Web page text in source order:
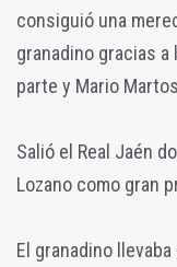
consiguió una
granadino gracias
parte y Mario
Salió el Real Jaén
Lozano como gran
El granadino